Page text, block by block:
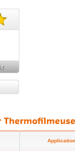
Application